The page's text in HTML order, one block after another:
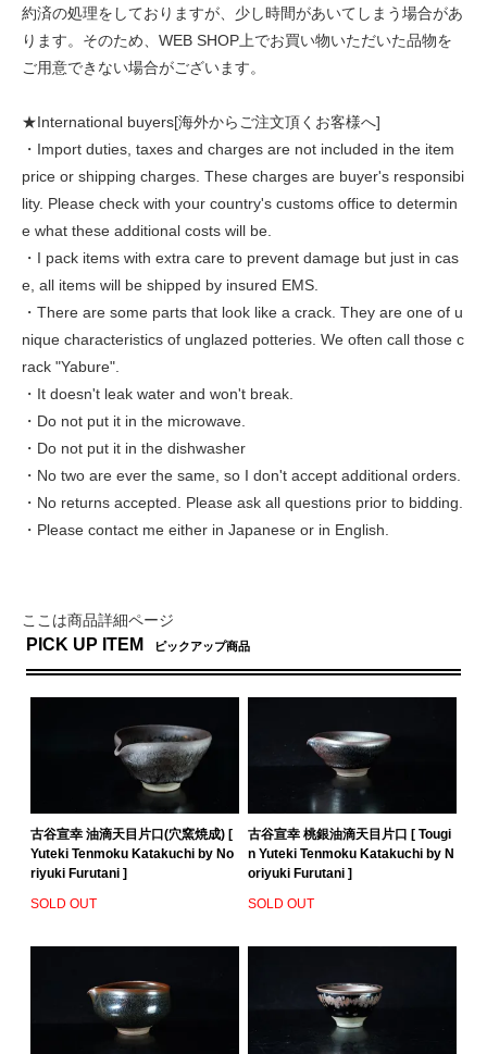
約済の処理をしておりますが、少し時間があいてしまう場合があ
ります。そのため、WEB SHOP上でお買い物いただいた品物を
ご用意できない場合がございます。
★International buyers[海外からご注文頂くお客様へ]
・Import duties, taxes and charges are not included in the item
price or shipping charges. These charges are buyer's responsibi
lity. Please check with your country's customs office to determin
e what these additional costs will be.
・I pack items with extra care to prevent damage but just in cas
e, all items will be shipped by insured EMS.
・There are some parts that look like a crack. They are one of u
nique characteristics of unglazed potteries. We often call those c
rack "Yabure".
・It doesn't leak water and won't break.
・Do not put it in the microwave.
・Do not put it in the dishwasher
・No two are ever the same, so I don't accept additional orders.
・No returns accepted. Please ask all questions prior to bidding.
・Please contact me either in Japanese or in English.
ここは商品詳細ページ
PICK UP ITEM ピックアップ商品
古谷宣幸 油滴天目片口(穴窯焼成) [
Yuteki Tenmoku Katakuchi by No
riyuki Furutani ]
SOLD OUT
古谷宣幸 桃銀油滴天目片口 [ Tougi
n Yuteki Tenmoku Katakuchi by N
oriyuki Furutani ]
SOLD OUT